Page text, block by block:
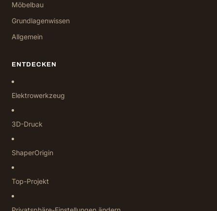
Möbelbau
Grundlagenwissen
Allgemein
ENTDECKEN
Elektrowerkzeug
3D-Druck
ShaperOrigin
Top-Projekt